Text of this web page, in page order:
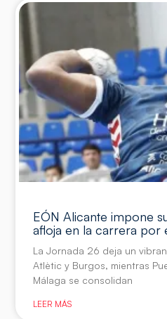
EÓN Alicante impone
afloja en la carrera por
La Jornada 26 deja un
Atlètic y Burgos, mientras
Málaga se consolidan
LEER MÁS